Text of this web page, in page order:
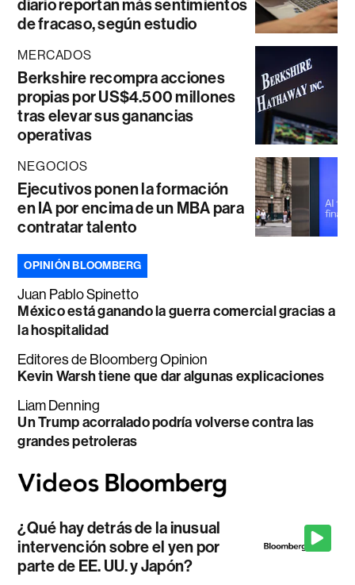
diario reportan más sentimientos
de fracaso, según estudio
MERCADOS
Berkshire recompra acciones
propias por US$4.500 millones
tras elevar sus ganancias
operativas
NEGOCIOS
Ejecutivos ponen la formación
en IA por encima de un MBA para
contratar talento
OPINIÓN BLOOMBERG
Juan Pablo Spinetto
México está ganando la guerra comercial gracias a
la hospitalidad
Editores de Bloomberg Opinion
Kevin Warsh tiene que dar algunas explicaciones
Liam Denning
Un Trump acorralado podría volverse contra las
grandes petroleras
¿Qué hay detrás de la inusual
intervención sobre el yen por
parte de EE. UU. y Japón?